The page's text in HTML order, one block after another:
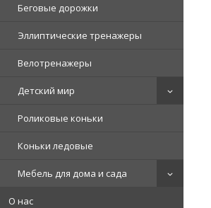
Беговые дорожки
Эллиптические тренажеры
Велотренажеры
Детский мир
Роликовые коньки
Коньки ледовые
Мебель для дома и сада
О нас